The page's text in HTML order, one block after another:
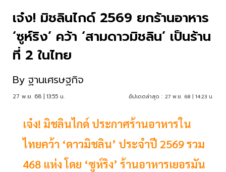
เจ๋ง! มิชลินไกด์ 2569 ยกร้านอาหาร
‘ซูห์ริง’ คว้า ‘สามดาวมิชลิน’ เป็นร้าน
ที่ 2 ในไทย
By ฐานเศรษฐกิจ
27 พ.ย. 68 | 13:55 น. อัปเดตล่าสุด : 27 พ.ย. 68 | 14:23 น.
เจ๋ง! มิชลินไกด์ ประกาศร้านอาหารใน
ไทยคว้า ‘ดาวมิชลิน’ ประจำปี 2569 รวม
468 แห่ง โดย ‘ซูห์ริง’ ร้านอาหารเยอรมัน